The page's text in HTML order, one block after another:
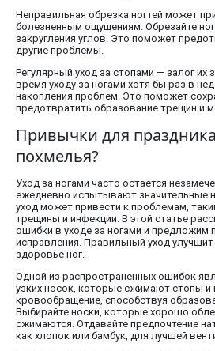
Неправильная обрезка ногтей может
болезненным ощущениям. Обрезайте
закругления углов. Это поможет
другие проблемы.
Регулярный уход за стопами — залог их
время уходу за ногами хотя бы раз в
накопления проблем. Это поможет
предотвратить образование трещин и
Привычки для
похмелья?
Уход за ногами часто остается
ежедневно испытывают значительные
уход может привести к проблемам,
трещины и инфекции. В этой статье
ошибки в уходе за ногами и предложим
исправления. Правильный уход
здоровье ног.
Одной из распространенных ошибок
узких носок, которые сжимают стопы
кровообращение, способствуя
Выбирайте носки, которые хорошо
сжимаются. Отдавайте предпочтение
как хлопок или бамбук, для лучшей